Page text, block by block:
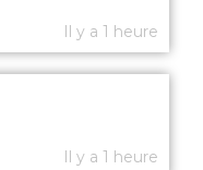
Il y a 1 heure
Il y a 1 heure